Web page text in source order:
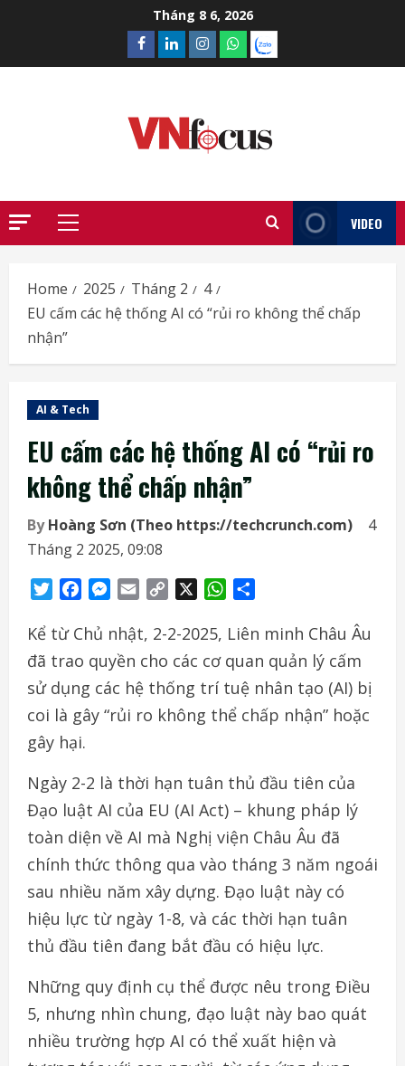
Tháng 8 6, 2026
Facebook
LinkedinInstagram
What’sapp
Zalo
Primary
VIDEO
Home 2025 Tháng 2
4
EU cấm các hệ thống AI có “rủi ro không thể chấp
nhận”
AI & Tech
EU cấm các hệ thống AI có “rủi ro
không thể chấp nhận”
ByHoàng Sơn (Theo https://techcrunch.com)
4
Tháng 2 2025, 09:08
TwitterFacebookMessenger
Email
Copy
WhatsApp
Kể từ Chủ nhật, 2-2-2025, Liên minh Châu Âu
đã trao quyền cho các cơ quan quản lý cấm
sử dụng các hệ thống trí tuệ nhân tạo (AI) bị
coi là gây “rủi ro không thể chấp nhận” hoặc
gây hại.
Ngày 2-2 là thời hạn tuân thủ đầu tiên của
Đạo luật AI của EU (AI Act) – khung pháp lý
toàn diện về AI mà Nghị viện Châu Âu đã
chính thức thông qua vào tháng 3 năm ngoái
sau nhiều năm xây dựng. Đạo luật này có
hiệu lực từ ngày 1-8, và các thời hạn tuân
thủ đầu tiên đang bắt đầu có hiệu lực.
Những quy định cụ thể được nêu trong Điều
5, nhưng nhìn chung, đạo luật này bao quát
nhiều trường hợp AI có thể xuất hiện và